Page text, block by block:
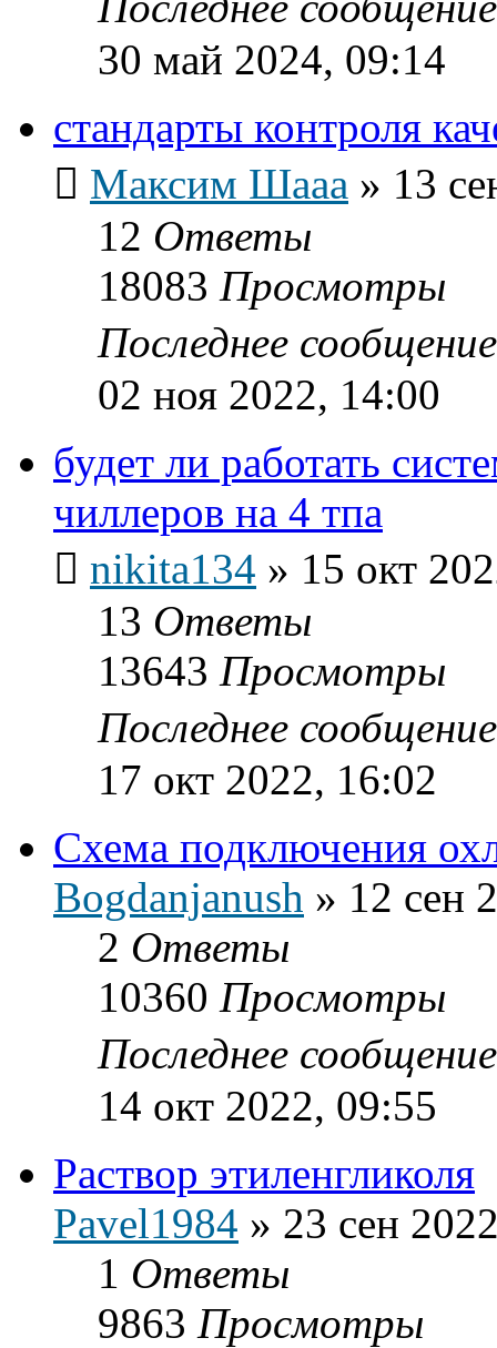
30 май 2024, 09:14
стандарты контроля
Максим Шааа » 13
12 Ответы
18083 Просмотры
Последнее
02 ноя 2022, 14:00
будет ли работать
чиллеров на 4 тпа
nikita134 » 15 окт
13 Ответы
13643 Просмотры
Последнее
17 окт 2022, 16:02
Схема подключения
Bogdanjanush » 12 сен
2 Ответы
10360 Просмотры
Последнее
14 окт 2022, 09:55
Раствор этиленгликоля
Pavel1984 » 23 сен
1 Ответы
9863 Просмотры